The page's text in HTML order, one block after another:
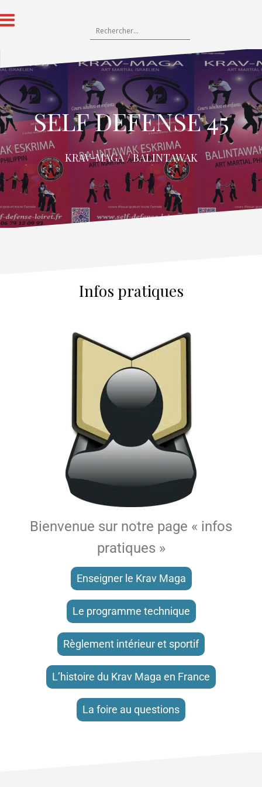
SELF DEFENSE 45
KRAV-MAGA / BALINTAWAK
Infos pratiques
Bienvenue sur notre page « infos
pratiques »
Enseigner le Krav Maga
Le programme technique
Règlement intérieur et sportif
L’histoire du Krav Maga en France
La foire au questions